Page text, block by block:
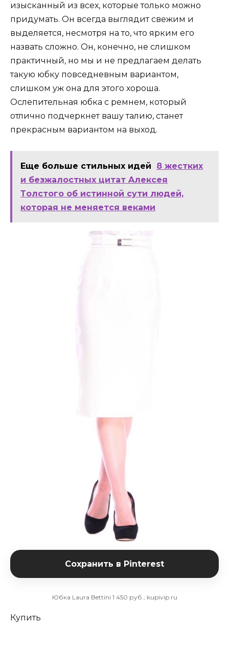
изысканный из всех, которые только можно
придумать. Он всегда выглядит свежим и
выделяется, несмотря на то, что ярким его
назвать сложно. Он, конечно, не слишком
практичный, но мы и не предлагаем делать
такую юбку повседневным вариантом,
слишком уж она для этого хороша.
Ослепительная юбка с ремнем, который
отлично подчеркнет вашу талию, станет
прекрасным вариантом на выход.
Еще больше стильных идей
8 жecткиx
и бeзжaлocтныx цитaт Aлeкceя
Тoлcтoгo oб иcтиннoй cути людeй,
кoтopaя нe мeняeтcя вeкaми
Сохранить в Pinterest
Юбка Laura Bettini 1 450 руб.; kupivip.ru
Купить